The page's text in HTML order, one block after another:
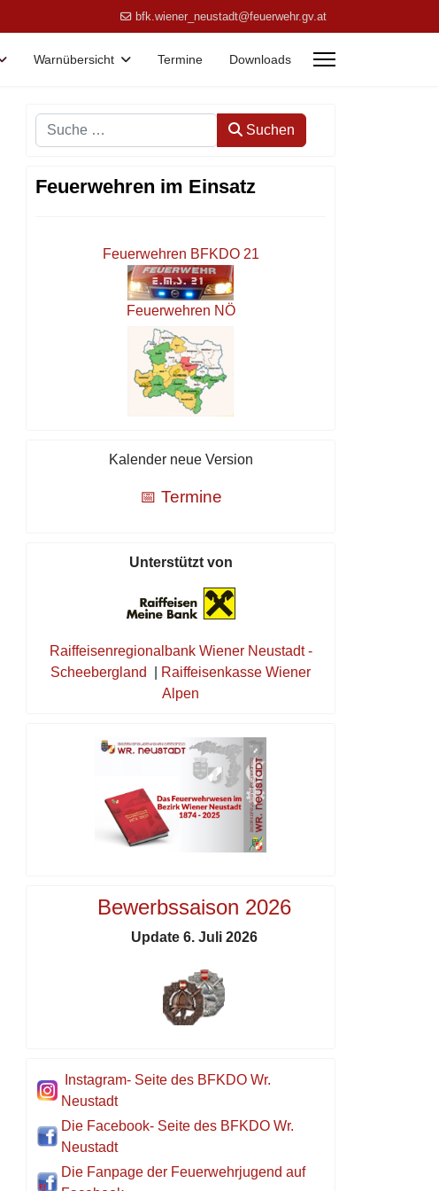
bfk.wiener_neustadt@feuerwehr.gv.at
Warnübersicht Termine Downloads
Suchen Suchen
Feuerwehren im Einsatz
Feuerwehren BFKDO 21
Feuerwehren NÖ
Kalender neue Version
📅 Termine
Unterstützt von
Raiffeisenregionalbank Wiener Neustadt -
Scheebergland
Raiffeisenkasse Wiener
Alpen
Bewerbssaison 2026
Update 6. Juli 2026
Instagram- Seite des BFKDO Wr.
Neustadt
Die Facebook- Seite des BFKDO Wr.
Neustadt
Die Fanpage der Feuerwehrjugend auf